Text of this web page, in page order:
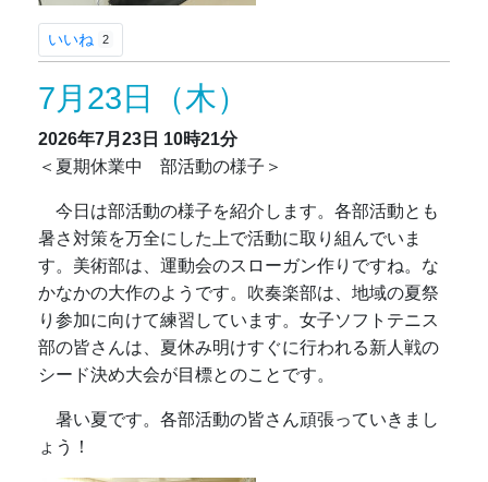
いいね 2
7月23日（木）
2026年7月23日 10時21分
＜夏期休業中 部活動の様子＞
今日は部活動の様子を紹介します。各部活動とも
暑さ対策を万全にした上で活動に取り組んでいま
す。美術部は、運動会のスローガン作りですね。な
かなかの大作のようです。吹奏楽部は、地域の夏祭
り参加に向けて練習しています。女子ソフトテニス
部の皆さんは、夏休み明けすぐに行われる新人戦の
シード決め大会が目標とのことです。
暑い夏です。各部活動の皆さん頑張っていきまし
ょう！